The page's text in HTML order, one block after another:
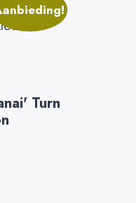
Turn